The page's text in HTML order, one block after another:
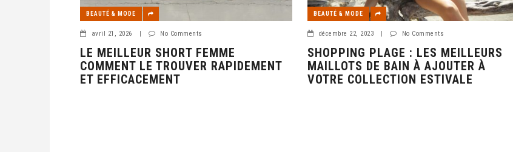
BEAUTÉ & MODE
avril 21, 2026 | No Comments
LE MEILLEUR SHORT FEMME
COMMENT LE TROUVER RAPIDEMENT
ET EFFICACEMENT
BEAUTÉ & MODE
décembre 22, 2023 | No Comments
SHOPPING PLAGE : LES MEILLEURS
MAILLOTS DE BAIN À AJOUTER À
VOTRE COLLECTION ESTIVALE